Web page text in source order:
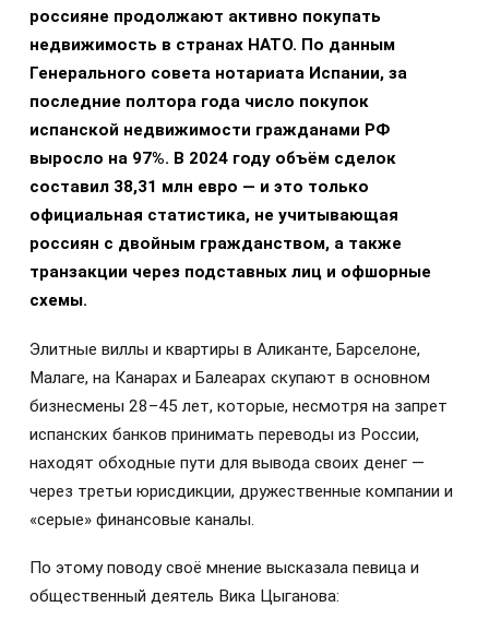
россияне продолжают активно покупать
недвижимость в странах НАТО. По данным
Генерального совета нотариата Испании, за
последние полтора года число покупок
испанской недвижимости гражданами РФ
выросло на 97%. В 2024 году объём сделок
составил 38,31 млн евро — и это только
официальная статистика, не учитывающая
россиян с двойным гражданством, а также
транзакции через подставных лиц и офшорные
схемы.
Элитные виллы и квартиры в Аликанте, Барселоне,
Малаге, на Канарах и Балеарах скупают в основном
бизнесмены 28–45 лет, которые, несмотря на запрет
испанских банков принимать переводы из России,
находят обходные пути для вывода своих денег —
через третьи юрисдикции, дружественные компании и
«серые» финансовые каналы.
По этому поводу своё мнение высказала певица и
общественный деятель Вика Цыганова: